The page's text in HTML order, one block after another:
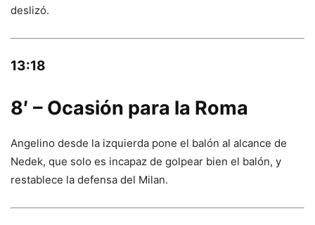
deslizó.
13:18
8′ – Ocasión para la Roma
Angelino desde la izquierda pone el balón al alcance de
Nedek, que solo es incapaz de golpear bien el balón, y
restablece la defensa del Milan.